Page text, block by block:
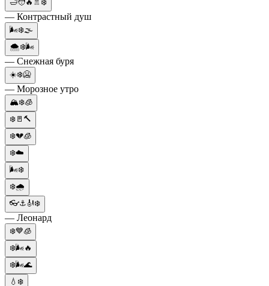
🛁🧑🔥🚿❄️
— Контрастный душ
🌬️❄️🌫️
🌨❄️🌬
— Снежная буря
☀️❄️🥶
— Морозное утро
🏔️❄️🧊
❄️🚪🔨
❄️💔🧊
❄️☁️
🌬️❄️
❄️🌧️
👓⚓🎻❄️
— Леонард
❄️💙🧊
❄️🌬️🔥
❄️🌬️🌊
💧❄️